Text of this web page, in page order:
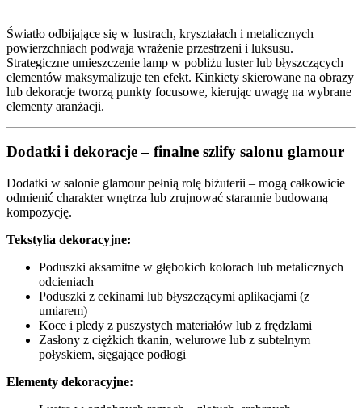
Światło odbijające się w lustrach, kryształach i metalicznych
powierzchniach podwaja wrażenie przestrzeni i luksusu.
Strategiczne umieszczenie lamp w pobliżu luster lub błyszczących
elementów maksymalizuje ten efekt. Kinkiety skierowane na obrazy
lub dekoracje tworzą punkty focusowe, kierując uwagę na wybrane
elementy aranżacji.
Dodatki i dekoracje – finalne szlify salonu glamour
Dodatki w salonie glamour pełnią rolę biżuterii – mogą całkowicie
odmienić charakter wnętrza lub zrujnować starannie budowaną
kompozycję.
Tekstylia dekoracyjne:
Poduszki aksamitne w głębokich kolorach lub metalicznych
odcieniach
Poduszki z cekinami lub błyszczącymi aplikacjami (z
umiarem)
Koce i pledy z puszystych materiałów lub z frędzlami
Zasłony z ciężkich tkanin, welurowe lub z subtelnym
połyskiem, sięgające podłogi
Elementy dekoracyjne: